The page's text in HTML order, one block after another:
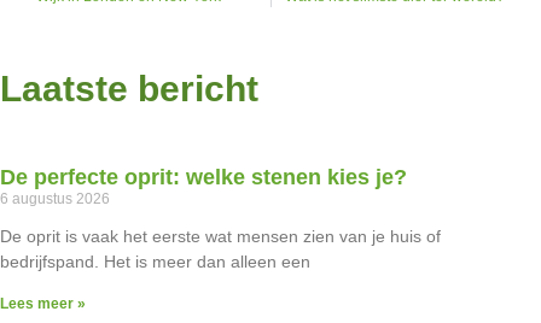
Laatste bericht
De perfecte oprit: welke stenen kies je?
6 augustus 2026
De oprit is vaak het eerste wat mensen zien van je huis of
bedrijfspand. Het is meer dan alleen een
Lees meer »